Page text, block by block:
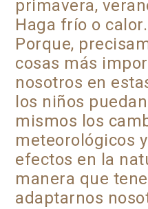
primavera,
Haga frío o
Porque,
cosas más
nosotros en
los niños
mismos los
meteorológicos
efectos en la
manera que
adaptarnos